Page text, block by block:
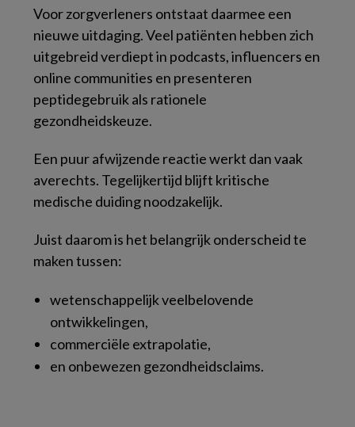
Voor zorgverleners ontstaat daarmee een
nieuwe uitdaging. Veel patiënten hebben zich
uitgebreid verdiept in podcasts, influencers en
online communities en presenteren
peptidegebruik als rationele
gezondheidskeuze.
Een puur afwijzende reactie werkt dan vaak
averechts. Tegelijkertijd blijft kritische
medische duiding noodzakelijk.
Juist daarom is het belangrijk onderscheid te
maken tussen:
wetenschappelijk veelbelovende
ontwikkelingen,
commerciële extrapolatie,
en onbewezen gezondheidsclaims.